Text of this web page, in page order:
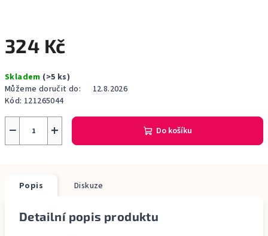
324 Kč
cena:
Skladem (>5 ks)
Můžeme doručit do:
12.8.2026
Kód: 121265044
+
− Do košíku
Popis Diskuze
Detailní popis produktu